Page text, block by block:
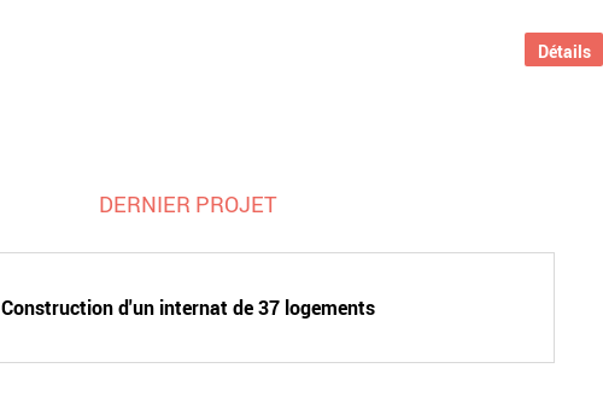
DERNIER PROJET
Construction d'un internat de 37 logements
Détails